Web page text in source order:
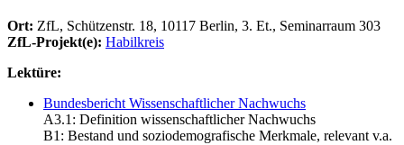
Ort: ZfL, Schützenstr. 18, 10117 Berlin, 3. Et., Seminarraum 303
ZfL-Projekt(e): Habilkreis
Lektüre:
Bundesbericht Wissenschaftlicher Nachwuchs
A3.1: Definition wissenschaftlicher Nachwuchs
B1: Bestand und soziodemografische Merkmale, relevant v.a.